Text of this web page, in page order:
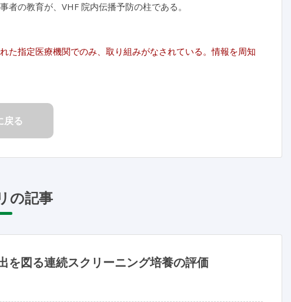
の教育が、VHF 院内伝播予防の柱である。
た指定医療機関でのみ、取り組みがなされている。情報を周知
戻る
の記事
を図る連続スクリーニング培養の評価